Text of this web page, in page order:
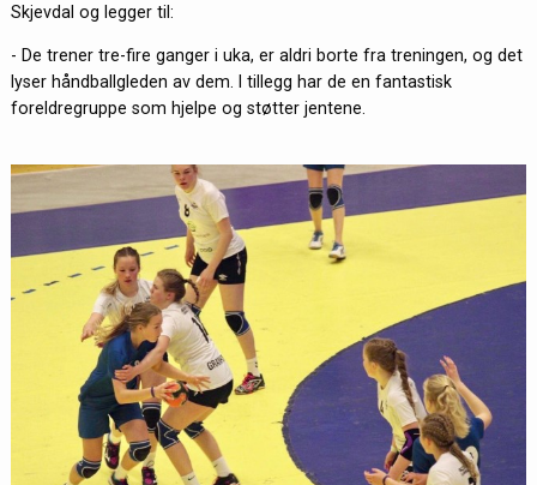
Skjevdal og legger til:
- De trener tre-fire ganger i uka, er aldri borte fra treningen, og det
lyser håndballgleden av dem. I tillegg har de en fantastisk
foreldregruppe som hjelpe og støtter jentene.